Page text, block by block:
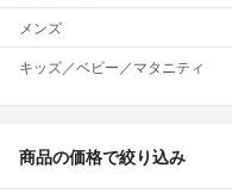
メンズ
キッズ／ベビー／マタニティ
商品の価格で絞り込み